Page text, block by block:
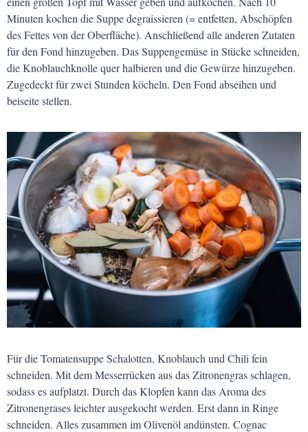
Minuten kochen die Suppe degraissieren (= entfetten, Abschöpfen
des Fettes von der Oberfläche). Anschließend alle anderen Zutaten
für den Fond hinzugeben. Das Suppengemüse in Stücke schneiden,
die Knoblauchknolle quer halbieren und die Gewürze hinzugeben.
Zugedeckt für zwei Stunden köcheln. Den Fond abseihen und
beiseite stellen.
Für die Tomatensuppe Schalotten, Knoblauch und Chili fein
schneiden. Mit dem Messerrücken aus das Zitronengras schlagen,
sodass es aufplatzt. Durch das Klopfen kann das Aroma des
Zitronengrases leichter ausgekocht werden. Erst dann in Ringe
schneiden. Alles zusammen im Olivenöl andünsten. Cognac